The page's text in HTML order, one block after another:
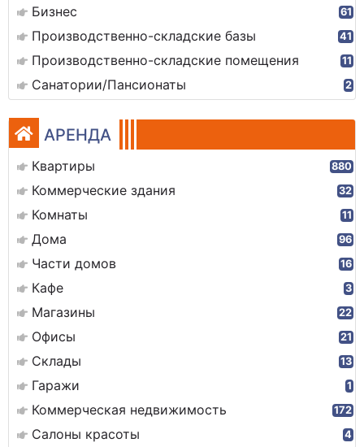
Бизнес 61
Производственно-складские базы 41
Производственно-складские помещения 11
Санатории/Пансионаты 2
АРЕНДА
Квартиры 880
Коммерческие здания 32
Комнаты 11
Дома 96
Части домов 16
Кафе 3
Магазины 22
Офисы 21
Склады 13
Гаражи 1
Коммерческая недвижимость 172
Салоны красоты 4